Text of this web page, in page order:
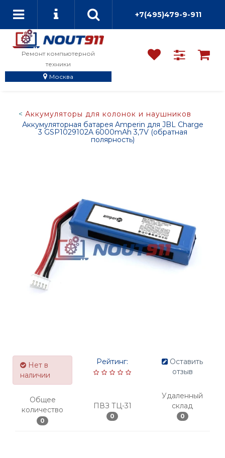
+7(495)479-9-911
Ремонт компьютерной
техники
Москва
Аккумуляторы для колонок и наушников
Аккумуляторная батарея Amperin для JBL Charge
3 GSP1029102A 6000mAh 3,7V (обратная
полярность)
Нет в
наличии
Общее
количество
0
Рейтинг:
ПВЗ ТЦ-31
0
Оставить
отзыв
Удаленный
склад
0